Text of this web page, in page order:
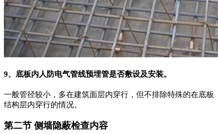
9、底板内人防电气管线预埋管是否敷设及安装。
一般管径较小，多在建筑面层内穿行，但不排除特殊的在底板
结构层内穿行的情况。
第二节 侧墙隐蔽检查内容